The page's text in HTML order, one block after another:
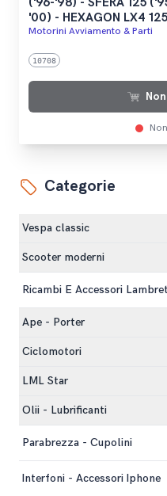
'00) - HEXAGON LX4
Motorini Avviamento & Parti
10708
Categorie
Vespa classic
Scooter moderni
Ricambi E Accessori
Ape - Porter
Ciclomotori
LML Star
Olii - Lubrificanti
Parabrezza - Cupolini
Interfoni - Accessori Iphone